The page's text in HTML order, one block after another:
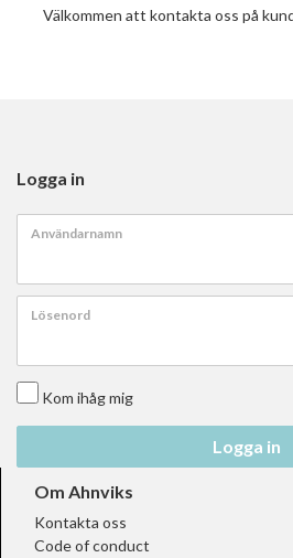
Välkommen att kontakta oss på
Logga in
Användarnamn
Lösenord
Kom ihåg mig
Logga in
Om Ahnviks
Kontakta oss
Code of conduct